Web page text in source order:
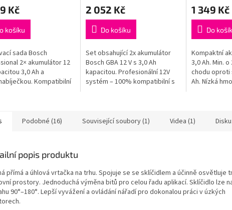
Kč
košíku
sada Bosch
2× akumulátor 12
3,0 Ah a
Kompatibilní
2 052 Kč
Do košíku
Set obsahující 2x akumulátor
Bosch GBA 12 V s 3,0 Ah
kapacitou. Profesionální 12V
systém – 100% kompatibilní s
1 349 Kč
Do
Kompaktní
3,0 Ah. Min.
chodu oproti
Ah. Nízká
Podobné (16) Související soubory (1) Videa (1)
popis produktu
přímá a úhlová vrtačka na trhu. Spojuje se se sklíčidlem a účinně osvětluje
prostory. Jednoduchá výměna bitů pro celou řadu aplikací. Sklíčidlo lze
90°–180°. Lepší vyvážení a ovládání nářadí pro dokonalou práci v úzkých